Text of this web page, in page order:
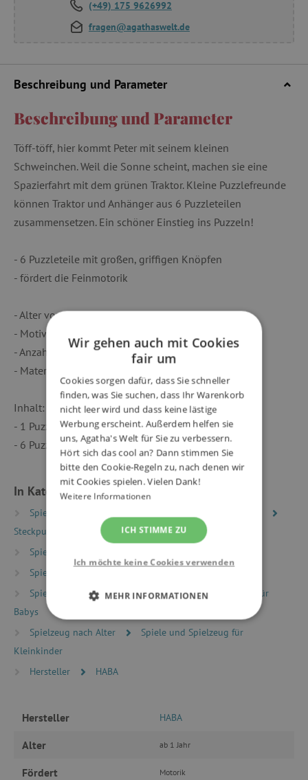
(+49) 175 9626992
fragen@agathaswelt.de
Beschreibung und Parameter
Beschreibung und Parameter
Töff-töff, hier kommt Peter mit seinem kleinen
Schweinchen. Weil die Sonne scheint, machen sie eine
Spazierfahrt mit dem grünen Traktor. Kleine Puzzlefreunde
können Traktor und Anhänger aus 6 Puzzleteilen
zusammensetzen. Ein schöner Einstieg ins Puzzeln!
- 6 Puzzleteile mit großen, griffigen Knöpfen
- fördert die Feinmotorik
- Alter von: 12 Monate
- Motiv: Traktor
- Anzahl Teile: 6 Stück
- Material: Buche, Linde (Sperrholz), Stahl
Inhalt:
- 1 Puzzlebrett
- 6 Puzzleteile
In Kategorien eingeteilt
Spielzeug nach Typ
Steckpuzzles aus Holz
Spielzeug nach Typ
Spielzeug nach Typ
Spielzeug nach Alter
Spielzeug und Ausstattung für
Babys
Spielzeug nach Alter
Spiele und Spielzeug für
Kleinkinder
Hersteller
HABA
Hersteller HABA
Alter ab 1 Jahr
Fördert Motorik
Wir gehen auch mit Cookies
fair um
Cookies sorgen dafür, dass Sie schneller
finden, was Sie suchen, dass Ihr Warenkorb
nicht leer wird und dass keine lästige
Werbung erscheint. Außerdem helfen sie
uns, Agatha's Welt für Sie zu verbessern.
Hört sich das cool an? Dann stimmen Sie
bitte den Cookie-Regeln zu, nach denen wir
mit Cookies spielen. Vielen Dank!
Weitere Informationen
ICH STIMME ZU
Ich möchte keine Cookies verwenden
MEHR INFORMATIONEN
UNBEDINGT ERFORDERLICH
FUNKTIONALITÄT